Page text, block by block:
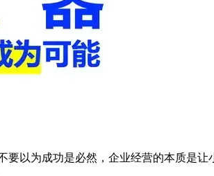
以为成功是必然，企业经营的本质是